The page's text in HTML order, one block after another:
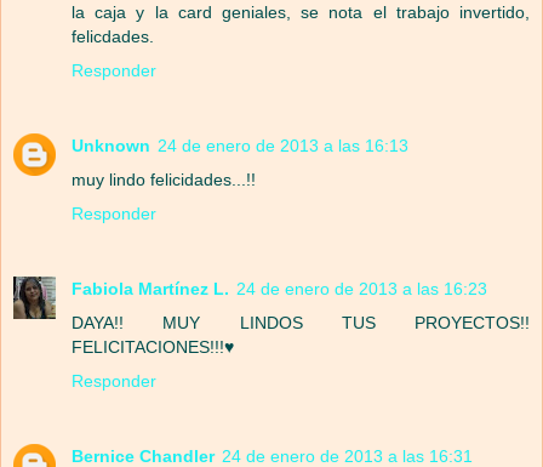
la caja y la card geniales, se nota el trabajo invertido,
felicdades.
Responder
Unknown 24 de enero de 2013 a las 16:13
muy lindo felicidades...!!
Responder
Fabiola Martínez L. 24 de enero de 2013 a las 16:23
DAYA!! MUY LINDOS TUS PROYECTOS!!
FELICITACIONES!!!♥
Responder
Bernice Chandler 24 de enero de 2013 a las 16:31